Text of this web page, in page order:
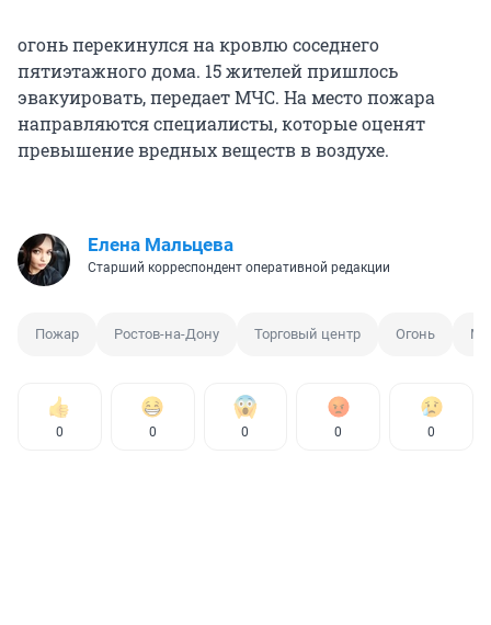
огонь перекинулся на кровлю соседнего
пятиэтажного дома. 15 жителей пришлось
эвакуировать, передает МЧС. На место пожара
направляются специалисты, которые оценят
превышение вредных веществ в воздухе.
Елена Мальцева
Старший корреспондент оперативной редакции
Пожар Ростов-на-Дону Торговый центр Огонь
0 0 0 0 0